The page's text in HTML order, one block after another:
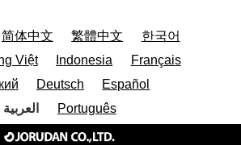
简体中文 繁體中文
한국어
Việt Indonesia
Français
Deutsch
Español
Português
العربية